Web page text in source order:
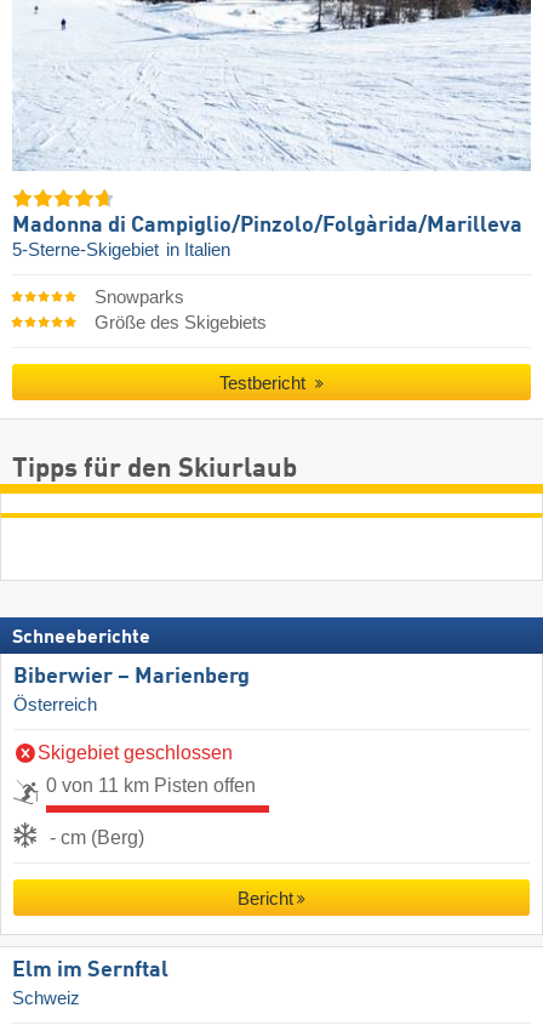
Madonna di Campiglio/​Pinzolo/​Folgàrida/​Marilleva
5-Sterne-Skigebiet in Italien
Snowparks
Größe des Skigebiets
Testbericht
Tipps für den Skiurlaub
Schneeberichte
Biberwier – Marienberg
Österreich
Skigebiet geschlossen
0 von 11 km Pisten offen
- cm (Berg)
Bericht
Elm im Sernftal
Schweiz